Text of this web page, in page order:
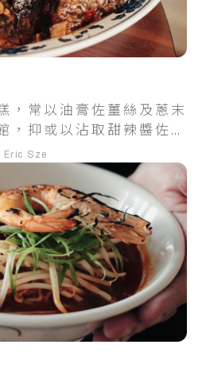
，常以油膏佐薑絲及蔥末
，抑或以沾取甜辣醬佐花
合風靡街市。這份東南亞
富蒜香及鮮明辣度，細嚼
尾韻並陳，是下酒首選！
Eric Sze